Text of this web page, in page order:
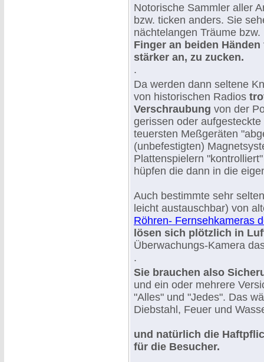
Notorische Sammler aller
bzw. ticken anders. Sie
nächtelangen Träume
Finger an beiden
stärker an, zu zucken.
.
Da werden dann seltene
von historischen Radios
Verschraubung von der
gerissen oder
teuersten Meßgeräten
(unbefestigten)
Plattenspielern
hüpfen die dann in die
Auch bestimmte sehr
leicht austauschbar) von
Röhren- Fernsehkameras
lösen sich plötzlich in
Überwachungs-Kamera
.
Sie brauchen also
und ein oder mehrere
"Alles" und "Jedes". Das
Diebstahl, Feuer und
und natürlich die
für die Besucher.